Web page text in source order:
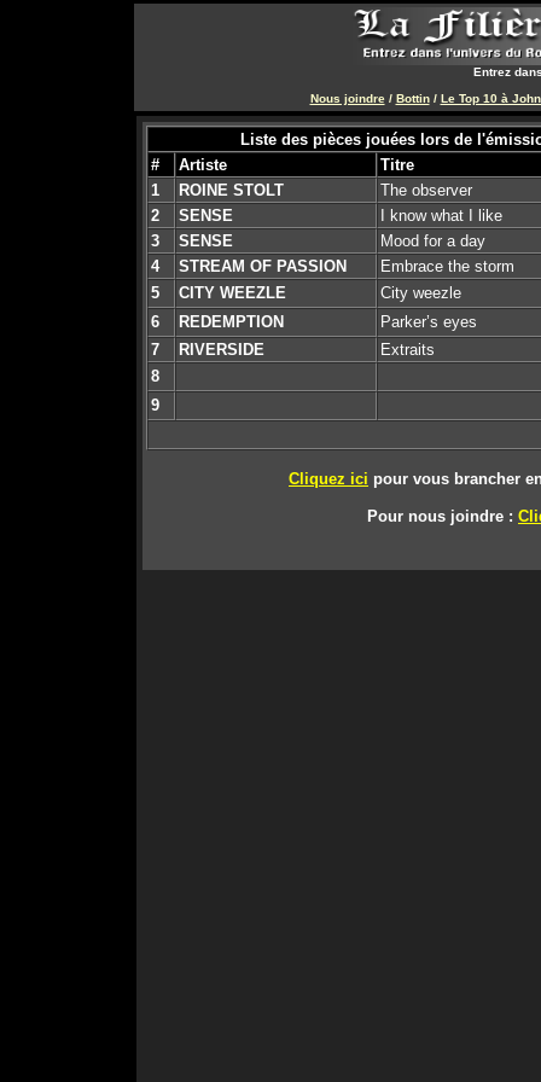
Entrez
Nous joindre/ Bottin/ Le Top 10 à
Liste des pièces jouées lors de
#
Artiste
Titre
1
ROINE STOLT
The observer
2
SENSE
I know what I like
3
SENSE
Mood for a day
4
STREAM OF PASSION
Embrace the storm
5
CITY WEEZLE
City weezle
6
REDEMPTION
Parker’s eyes
7
RIVERSIDE
Extraits
8
9
Cliquez ici pour vous brancher
Pour nous joindre :